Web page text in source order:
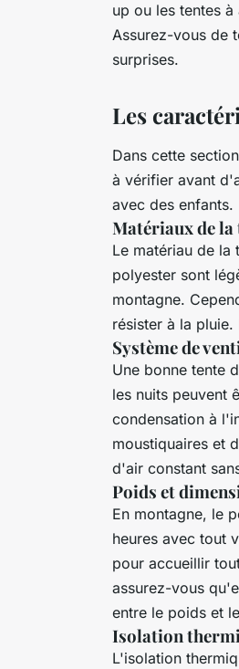
up ou les tentes
Assurez-vous de
surprises.
Les
Dans cette
à vérifier avant
avec des enfants.
Matériaux de la
Le matériau de la
polyester sont
montagne.
résister à la
Système de
Une bonne tente
les nuits peuvent
condensation à
moustiquaires et
d'air constant
Poids et
En montagne, le
heures avec tout
pour accueillir
assurez-vous
entre le poids et
Isolation
L'isolation